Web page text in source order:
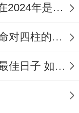
辛金2024年财官年，辛金命在2024年是财官年还是财印年
八字中的胎命身是什么,胎身命对四柱的影响
2024年农历12月宝宝出生的最佳日子 如何挑选适合的吉日